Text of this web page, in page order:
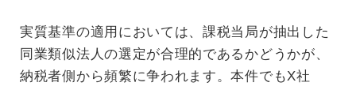
実質基準の適用においては、課税当局が抽出した
同業類似法人の選定が合理的であるかどうかが、
納税者側から頻繁に争われます。本件でもX社